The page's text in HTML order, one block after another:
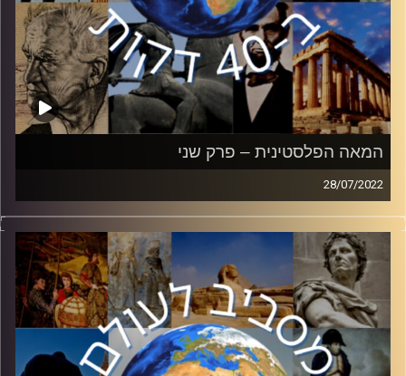
קרדיט תמונות:יוסי מצרי
המאה הפלסטינית – פרק שני
28/07/2022
עד כמה אנחנו באמת מכירים את השכנים שלנו? בסדרת
הפרקים ״המאה הפלסטינית״
ד״ר מיכאל מילשטיין יסקור את ההתפתחויות והדמויות
המשפיעות בחברה הפלסטינית מתחילת המאה ה – 20 ועד
היום.
בפרק השני, בין הנפילה ב67 ועד הסכמי אוסלו בשנות ה90.
שנות השיא של ערפאת ואש״ף בלבנון, מה הביא לנפילתם ואיך
כל זה דחף את הפלסטינים וישראל למשא ומתן